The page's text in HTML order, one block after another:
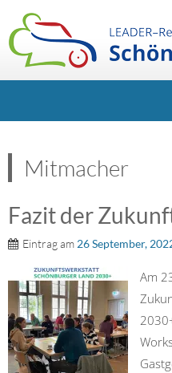
Mitmacher
Fazit der
Eintrag am 26 September,
Am